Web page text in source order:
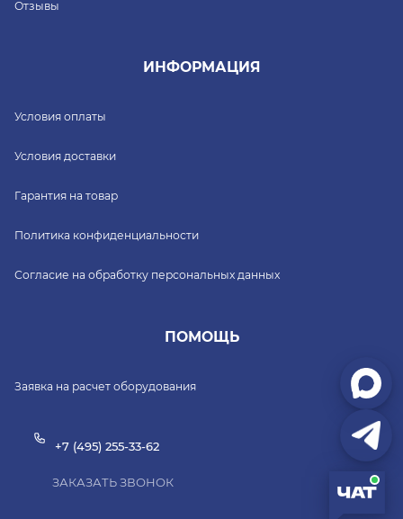
Отзывы
ИНФОРМАЦИЯ
Условия оплаты
Условия доставки
Гарантия на товар
Политика конфиденциальности
Согласие на обработку персональных данных
ПОМОЩЬ
Заявка на расчет оборудования
+7 (495) 255-33-62
ЗАКАЗАТЬ ЗВОНОК